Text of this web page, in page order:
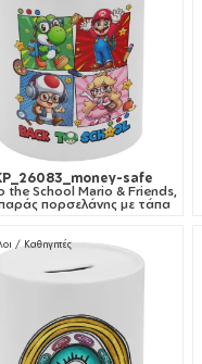
safe
the School Mario & Friends,
πορσελάνης με τάπα
/ Καθηγητές